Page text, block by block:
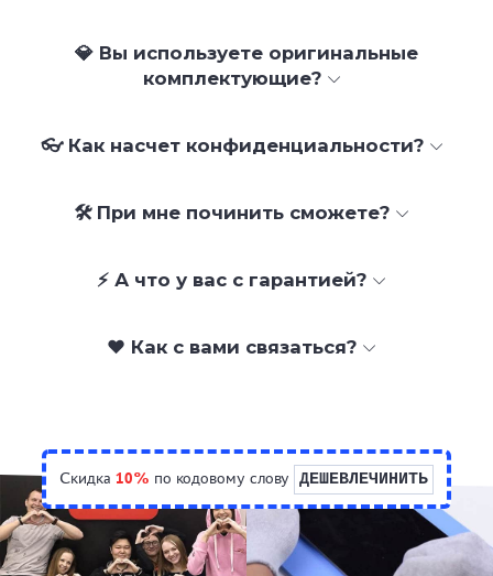
💎 Вы используете оригинальные
комплектующие?
👓 Как насчет конфиденциальности?
🛠 При мне починить сможете?
⚡ А что у вас с гарантией?
❤️ Как с вами связаться?
Скидка 10% по кодовому слову ДЕШЕВЛЕЧИНИТЬ